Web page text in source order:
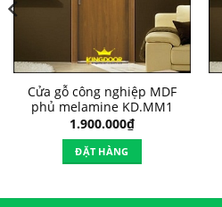
Cửa gỗ công nghiệp MDF
phủ melamine KD.MM1
1.900.000₫
ĐẶT HÀNG